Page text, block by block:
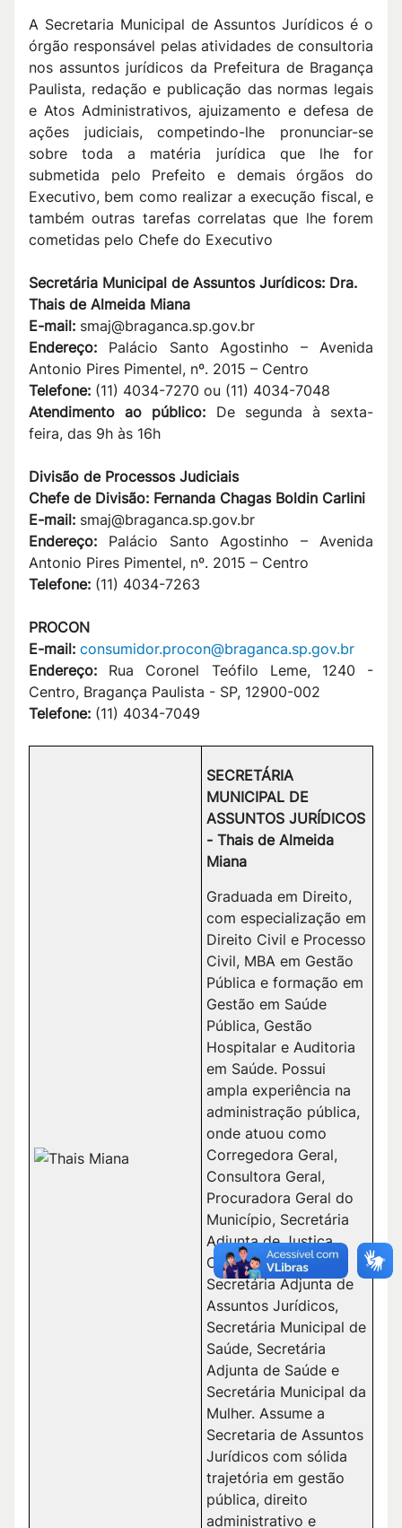
A Secretaria Municipal de Assuntos Jurídicos é o
órgão responsável pelas atividades de consultoria
nos assuntos jurídicos da Prefeitura de Bragança
Paulista, redação e publicação das normas legais
e Atos Administrativos, ajuizamento e defesa de
ações judiciais, competindo-lhe pronunciar-se
sobre toda a matéria jurídica que lhe for
submetida pelo Prefeito e demais órgãos do
Executivo, bem como realizar a execução fiscal, e
também outras tarefas correlatas que lhe forem
cometidas pelo Chefe do Executivo
Secretária Municipal de Assuntos Jurídicos: Dra.
Thais de Almeida Miana
E-mail: smaj@braganca.sp.gov.br
Endereço: Palácio Santo Agostinho – Avenida
Antonio Pires Pimentel, nº. 2015 – Centro
Telefone: (11) 4034-7270 ou (11) 4034-7048
Atendimento ao público: De segunda à sexta-
feira, das 9h às 16h
Divisão de Processos Judiciais
Chefe de Divisão: Fernanda Chagas Boldin Carlini
E-mail: smaj@braganca.sp.gov.br
Endereço: Palácio Santo Agostinho – Avenida
Antonio Pires Pimentel, nº. 2015 – Centro
Telefone: (11) 4034-7263
PROCON
E-mail: consumidor.procon@braganca.sp.gov.br
Endereço: Rua Coronel Teófilo Leme, 1240 -
Centro, Bragança Paulista - SP, 12900-002
Telefone: (11) 4034-7049
SECRETÁRIA
MUNICIPAL DE
ASSUNTOS JURÍDICOS
- Thais de Almeida
Miana
Graduada em Direito,
com especialização em
Direito Civil e Processo
Civil, MBA em Gestão
Pública e formação em
Gestão em Saúde
Pública, Gestão
Hospitalar e Auditoria
em Saúde. Possui
ampla experiência na
administração pública,
onde atuou como
Corregedora Geral,
Consultora Geral,
Procuradora Geral do
Município, Secretária
Adjunta de Justiça,
Chefe de Gabinete,
Secretária Adjunta de
Assuntos Jurídicos,
Secretária Municipal de
Saúde, Secretária
Adjunta de Saúde e
Secretária Municipal da
Mulher. Assume a
Secretaria de Assuntos
Jurídicos com sólida
trajetória em gestão
pública, direito
administrativo e